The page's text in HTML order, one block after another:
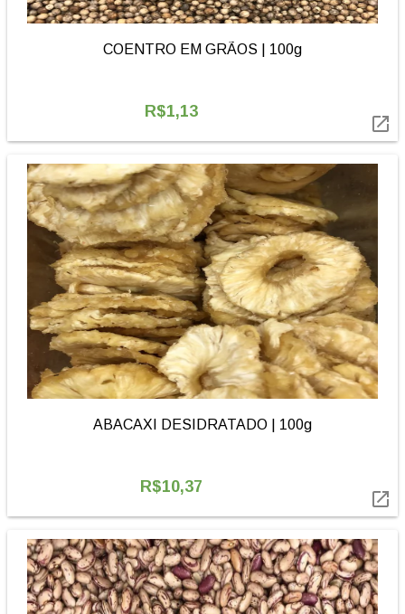
COENTRO EM GRÃOS | 100g
R$1,13

ABACAXI DESIDRATADO | 100g
R$10,37
